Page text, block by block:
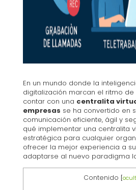
En un mundo donde la
digitalización marcan el ritmo de
contar con una centralita
empresas se ha convertido en
comunicación eficiente, ágil y
qué implementar una centralita
estratégica para cualquier
ofrecer la mejor experiencia a
adaptarse al nuevo paradigma
Contenido [